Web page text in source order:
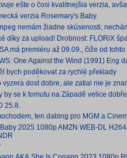
ešte o čosi kvalitnejšia verzia,
nepodarilo zohnať.
verzia Rosemary's Baby.
[1,74 GB] V príloh
nemám žiadne skúsenosti;
Môžeš opraviť a nahodiť na WS, ak
díky za upload! Drobnost: FLORiX
audio kanály (nejspíš vzniklo
z DTS
má premiéru až 09.09., čiže od tohto
bude VoD za taký mesiac, možno
One Against the Wind (1991) Eng
Polské titulky, ale kvalita obrazu je
bych poděkovat za rychlé překlady
titulů, patří Vám můj dík. O to
,že
vyzera dost dobre, ale zatial nie je
vydania na VOD.
by se k tomutu na Západě velice dobře
televiznímu snímku dohledat
25.8.
ten dabing pro MGM a
je fakt bizarní. Zdá se, že když si
P
2025 1080p AMZN WEB-DL